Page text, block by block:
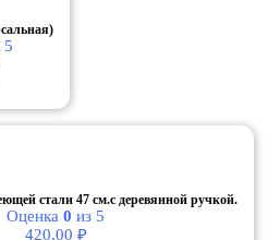
5
стали 47 см.с деревянной ручкой.
Оценка 0 из 5
420,00 ₽